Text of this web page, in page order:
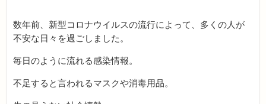
数年前、新型コロナウイルスの流行によって、多くの人が
不安な日々を過ごしました。
毎日のように流れる感染情報。
不足すると言われるマスクや消毒用品。